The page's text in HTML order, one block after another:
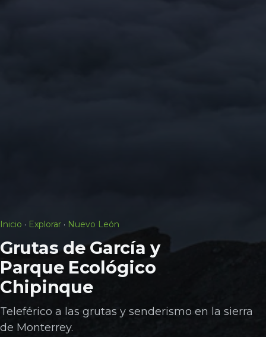
Inicio · Explorar · Nuevo León
Grutas de García y
Parque Ecológico
Chipinque
Teleférico a las grutas y senderismo en la sierra
de Monterrey.